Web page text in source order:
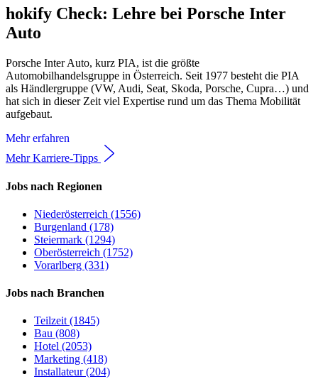
hokify Check: Lehre bei Porsche Inter
Auto
Porsche Inter Auto, kurz PIA, ist die größte
Automobilhandelsgruppe in Österreich. Seit 1977 besteht die PIA
als Händlergruppe (VW, Audi, Seat, Skoda, Porsche, Cupra…) und
hat sich in dieser Zeit viel Expertise rund um das Thema Mobilität
aufgebaut.
Mehr erfahren
Mehr Karriere-Tipps
Jobs nach Regionen
Niederösterreich (1556)
Burgenland (178)
Steiermark (1294)
Oberösterreich (1752)
Vorarlberg (331)
Jobs nach Branchen
Teilzeit (1845)
Bau (808)
Hotel (2053)
Marketing (418)
Installateur (204)